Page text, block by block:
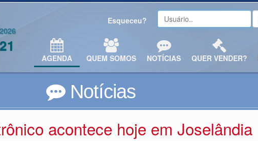
Esqueceu?
AGENDA QUEM SOMOS NOTÍCIAS QUER VENDER?
Notícias
acontece hoje em Joselândia